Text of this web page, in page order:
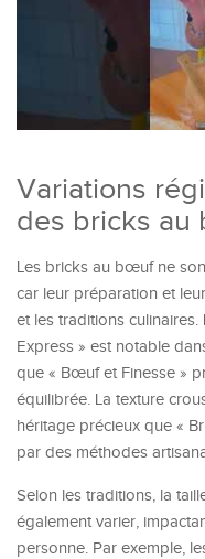
Variations
des bricks
Les bricks au bœuf ne
car leur préparation et
et les traditions culinaires.
Express » est notable
que « Bœuf et Finesse »
équilibrée. La texture
héritage précieux que «
par des méthodes
Selon les traditions, la
également varier,
personne. Par exemple,